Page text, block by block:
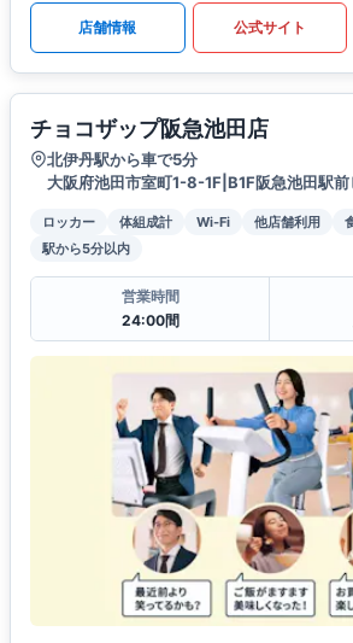
店舗情報 公式サイト
チョコザップ阪急池田店
北伊丹駅から車で5分
大阪府池田市室町1-8-1F|B1F阪急池田駅前
ロッカー 体組成計 Wi-Fi 他店舗利用
駅から5分以内
営業時間
24:00間